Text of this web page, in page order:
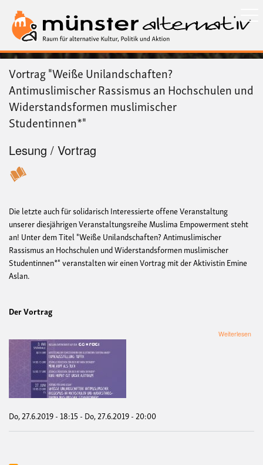
zum
Inhalt
Vortrag "Weiße Unilandschaften?
Antimuslimischer Rassismus an Hochschulen und
Widerstandsformen muslimischer
Studentinnen*"
Lesung / Vortrag
Die letzte auch für solidarisch Interessierte offene Veranstaltung
unserer diesjährigen Veranstaltungsreihe Muslima Empowerment steht
an! Unter dem Titel "Weiße Unilandschaften? Antimuslimischer
Rassismus an Hochschulen und Widerstandsformen muslimischer
Studentinnen*" veranstalten wir einen Vortrag mit der Aktivistin Emine
Aslan.
Der Vortrag
Weiterlesen
Do, 27.6.2019 - 18:15 - Do, 27.6.2019 - 20:00